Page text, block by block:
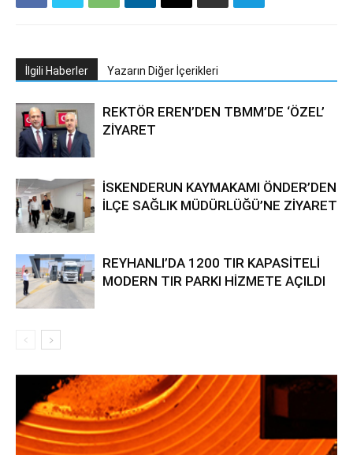
İlgili Haberler Yazarın Diğer İçerikleri
REKTÖR EREN’DEN TBMM’DE ‘ÖZEL’
ZİYARET
İSKENDERUN KAYMAKAMI ÖNDER’DEN
İLÇE SAĞLIK MÜDÜRLÜĞÜ’NE ZİYARET
REYHANLI’DA 1200 TIR KAPASİTELİ
MODERN TIR PARKI HİZMETE AÇILDI